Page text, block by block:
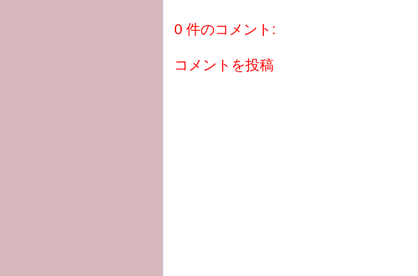
0 件のコメント:
コメントを投稿